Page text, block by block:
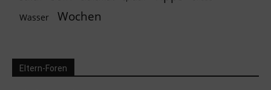
Wasser Wochen
Eltern-Foren